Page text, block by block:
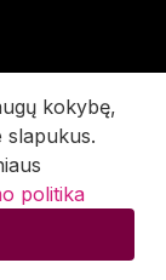
kokybę,
slapukus.
politika